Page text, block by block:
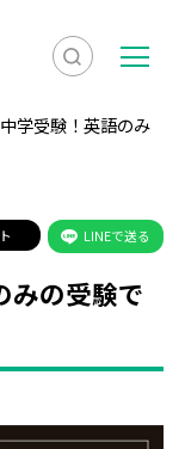
検
索
示
メ
ニ
学受験！英語のみ
LINEで送る
みの受験で